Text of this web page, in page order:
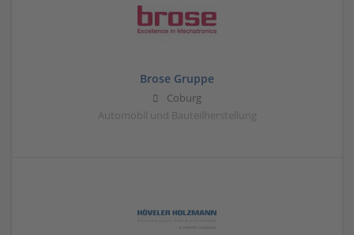
Brose Gruppe
Coburg
Automobil und Bauteilherstellung